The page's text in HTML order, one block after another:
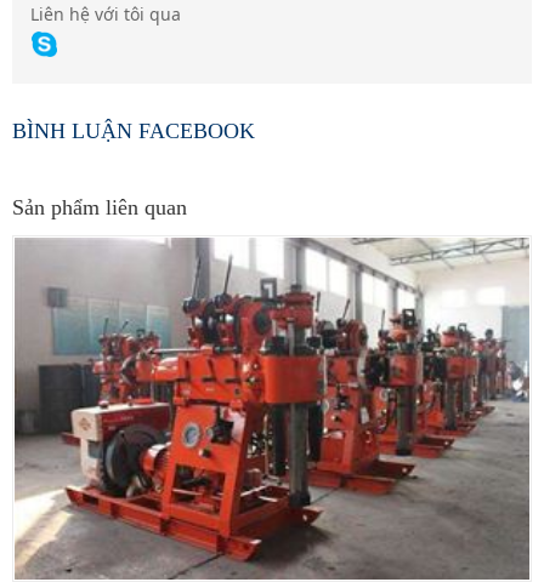
Liên hệ với tôi qua
BÌNH LUẬN FACEBOOK
Sản phẩm liên quan